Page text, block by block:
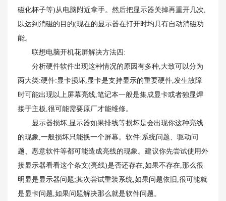
磁化杯子等)从电脑附近拿手。然后把显示器关掉再重开几次,
以达到消磁的目的(现在的显示器在打开时均具有自动消磁功
能。
联想电脑开机花屏解决方法四:
分析硬件软件出现这种情况的原因有多种,大致可以分为
两大类:硬件:显卡损坏,显卡是支持显示的重要硬件,发生故障
时可能出现以上屏幕亮线,笔记本一般是集成显卡或者独显焊
接于主板,很可能需要原厂才能维修。
显示器损坏,显示器如果排线等损坏是会出现你这种亮线
的现象,一般损坏只能换一个屏幕。软件:系统问题、驱动问
题、恶意软件等都可能造成亮线的现象。建议你先尝试使用外
接显示器看看这个条文(亮线)是否还存在,如果不存在,那么很
明显是显示器问题;其次尝试重装系统,如果问题依旧,很可能就
是显卡问题,如果问题解决那么就是软件问题。